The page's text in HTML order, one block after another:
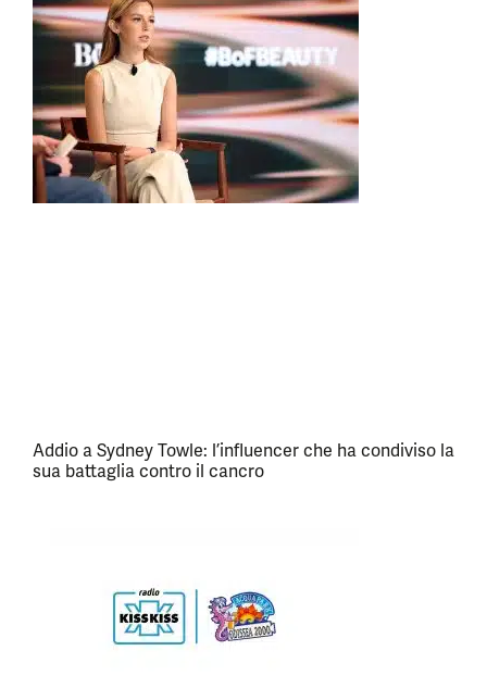
Addio a Sydney Towle: l’influencer che ha condiviso la
sua battaglia contro il cancro